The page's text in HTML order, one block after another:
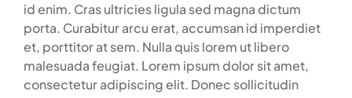
id enim. Cras ultricies ligula sed magna dictum
porta. Curabitur arcu erat, accumsan id imperdiet
et, porttitor at sem. Nulla quis lorem ut libero
malesuada feugiat. Lorem ipsum dolor sit amet,
consectetur adipiscing elit. Donec sollicitudin